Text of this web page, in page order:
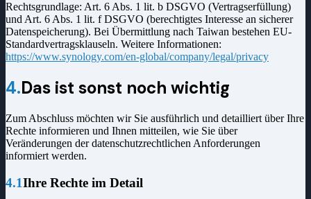
Rechtsgrundlage: Art. 6 Abs. 1 lit. b DSGVO (Vertragserfüllung)
und Art. 6 Abs. 1 lit. f DSGVO (berechtigtes Interesse an sicherer
Datenspeicherung). Bei Übermittlung nach Taiwan bestehen EU-
Standardvertragsklauseln. Weitere Informationen:
https://www.synology.com/en-global/company/legal/privacy
4.Das ist sonst noch wichtig
Zum Abschluss möchten wir Sie ausführlich und detailliert über Ihre
Rechte informieren und Ihnen mitteilen, wie Sie über
Veränderungen der datenschutzrechtlichen Anforderungen
informiert werden.
4.1Ihre Rechte im Detail